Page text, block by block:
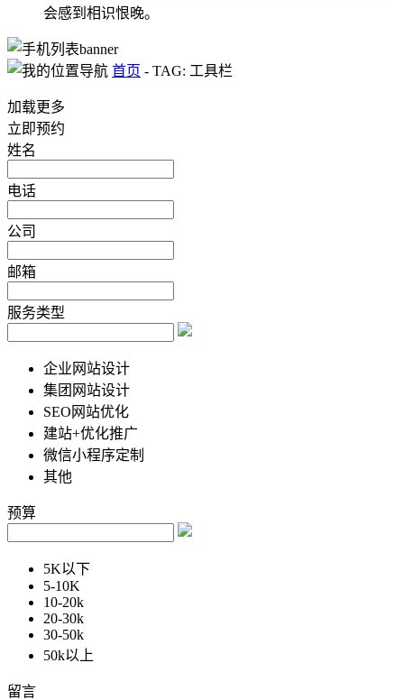
会感到相识恨晚。
首页 - TAG: 工具栏
加载更多
立即预约
姓名
电话
公司
邮箱
服务类型
企业网站设计
集团网站设计
SEO网站优化
建站+优化推广
微信小程序定制
其他
预算
5K以下
5-10K
10-20k
20-30k
30-50k
50k以上
留言